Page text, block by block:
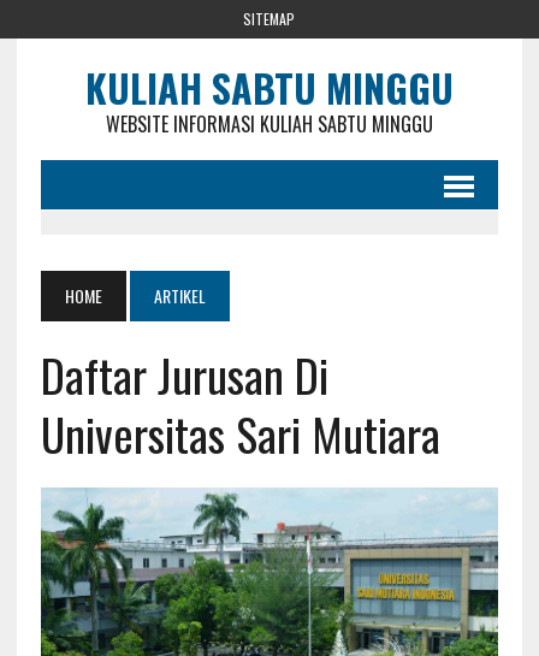
SITEMAP
KULIAH SABTU MINGGU
WEBSITE INFORMASI KULIAH SABTU MINGGU
HOME ARTIKEL
Daftar Jurusan Di
Universitas Sari Mutiara